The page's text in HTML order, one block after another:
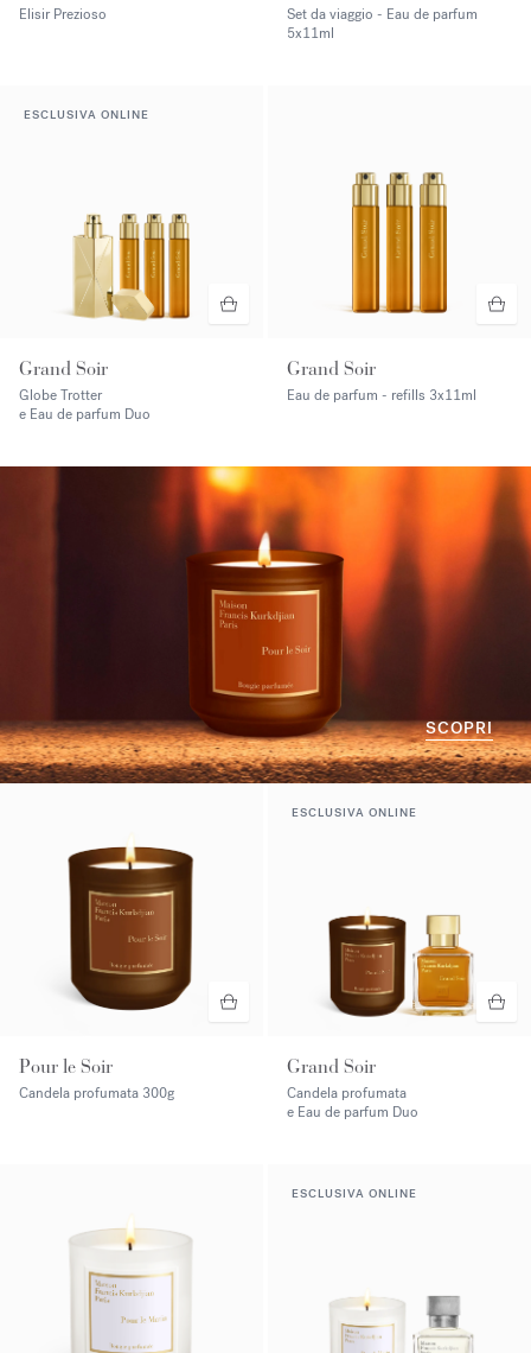
Elisir Prezioso
Set da viaggio - Eau de parfum
5x11ml
ESCLUSIVA ONLINE
Grand Soir
Globe Trotter
e Eau de parfum Duo
Grand Soir
Eau de parfum - refills 3x11ml
SCOPRI
Pour le Soir
Candela profumata 300g
ESCLUSIVA ONLINE
Grand Soir
Candela profumata
e Eau de parfum Duo
ESCLUSIVA ONLINE